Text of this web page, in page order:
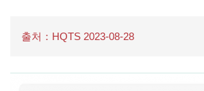
출처：HQTS 2023-08-28